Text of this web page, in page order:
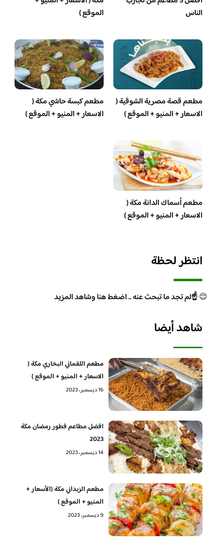
الناس
الموقع )
مطعم قصة مصرية الشوقية (
الاسعار + المنيو + الموقع )
مطعم كبسة حاشي مكة (
الاسعار + المنيو + الموقع )
مطعم أسماك الدانة مكة (
الاسعار + المنيو + الموقع )
انتظر لحظة
😊☝️لم تجد ما تبحث عنه .. اضغط هنا وشاهد المزيد
شاهد أيضا
مطعم اللقماني البخاري مكة (
الاسعار + المنيو + الموقع )
16 ديسمبر، 2023
افضل مطاعم فطور رمضان مكة
2023
14 ديسمبر، 2023
مطعم الزبداني مكة (الأسعار +
المنيو + الموقع )
9 ديسمبر، 2023